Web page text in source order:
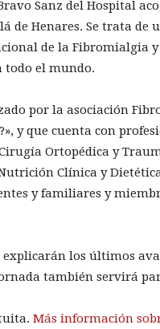
Sanz del Hospital
de Henares. Se trata de
de la Fibromialgia y
todo el mundo.
por la asociación
y que cuenta con
Ortopédica y
Clínica y
y familiares y
los últimos
también servirá
Más información